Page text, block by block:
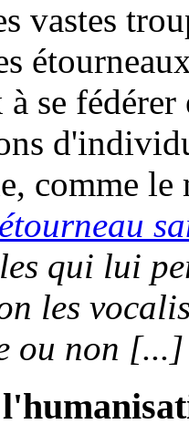
vastes
à se
comme le
qui lui
les
ou non